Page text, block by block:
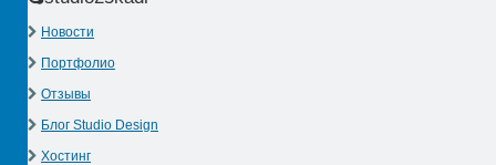
Новости
Портфолио
Отзывы
Блог Studio Design
Хостинг